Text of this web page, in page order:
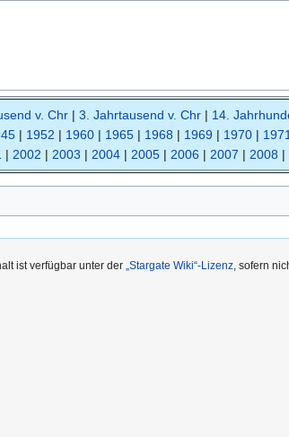
v. Chr | 3. Jahrtausend v. Chr | 14.
| 1952 | 1960| 1965| 1968 | 1969 | 1970| 1971
| 2002 | 2003 | 2004 | 2005 | 2006 | 2007 | 2008 |
ist verfügbar unter der „Stargate Wiki“-Lizenz , sofern